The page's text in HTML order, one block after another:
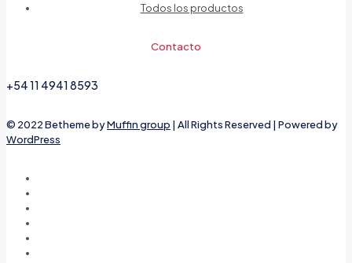
Todos los productos
Contacto
+54 11 4941 8593
© 2022 Betheme byMuffin group | All Rights Reserved | Powered by
WordPress